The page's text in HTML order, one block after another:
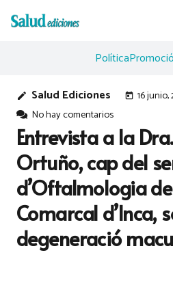
Política
edit Salud Ediciones today 16 junio,
No hay comentarios
Entrevista a la
Ortuño, cap del
d’Oftalmologia
Comarcal d’Inca,
degeneració